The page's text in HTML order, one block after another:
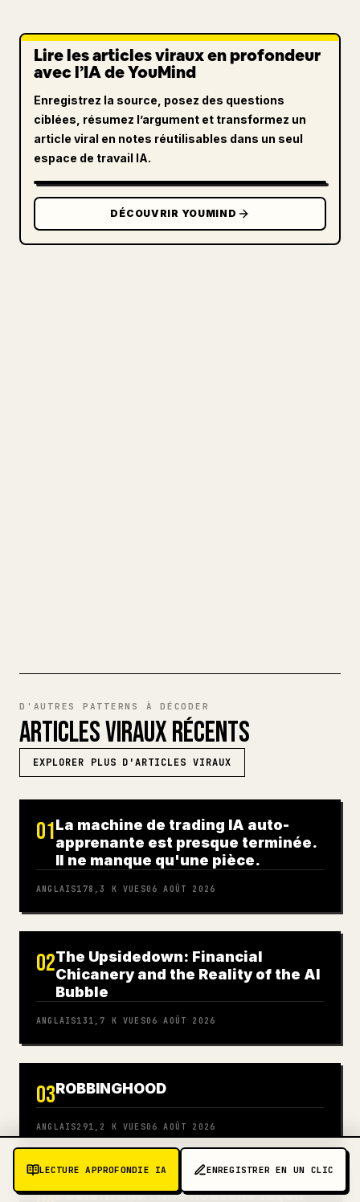
LECTURE APPROFONDIE IA ENREGISTRER EN UN CLIC
Lire les articles viraux en profondeur
avec l’IA de YouMind
Enregistrez la source, posez des questions
ciblées, résumez l’argument et transformez un
article viral en notes réutilisables dans un seul
espace de travail IA.
DÉCOUVRIR YOUMIND
D'AUTRES PATTERNS À DÉCODER
ARTICLES VIRAUX RÉCENTS
EXPLORER PLUS D'ARTICLES VIRAUX
01La machine de trading IA auto-
apprenante est presque terminée.
Il ne manque qu'une pièce.
ANGLAIS178,3 K VUES06 AOÛT 2026
02The Upsidedown: Financial
Chicanery and the Reality of the AI
Bubble
ANGLAIS131,7 K VUES06 AOÛT 2026
03ROBBINGHOOD
ANGLAIS291,2 K VUES06 AOÛT 2026
Pools.trade : une nouvelle façon